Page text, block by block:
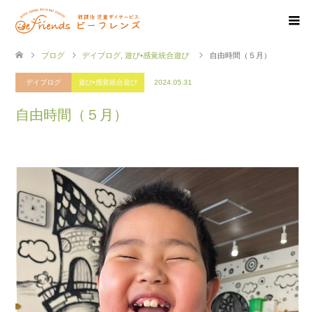
ブログ デイブログ 遊び•感覚統合遊び 自由時間（５月）
デイブログ 遊び•感覚統合遊び 2024.05.31
自由時間（５月）